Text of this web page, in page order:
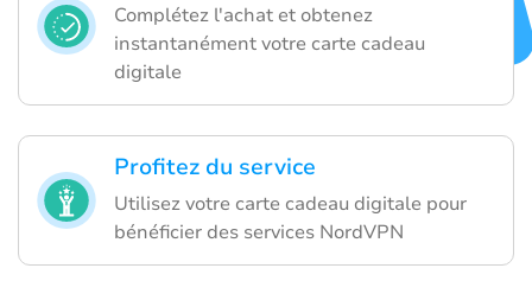
Complétez l'achat et obtenez
instantanément votre carte cadeau
digitale
Profitez du service
Utilisez votre carte cadeau digitale pour
bénéficier des services NordVPN